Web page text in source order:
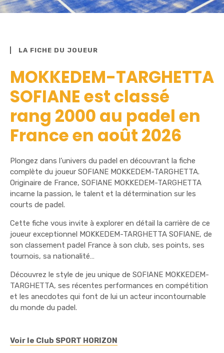
LA FICHE DU JOUEUR
MOKKEDEM-TARGHETTA
SOFIANE est classé
rang 2000 au padel en
France en août 2026
Plongez dans l’univers du padel en découvrant la fiche
complète du joueur SOFIANE MOKKEDEM-TARGHETTA.
Originaire de France, SOFIANE MOKKEDEM-TARGHETTA
incarne la passion, le talent et la détermination sur les
courts de padel.
Cette fiche vous invite à explorer en détail la carrière de ce
joueur exceptionnel MOKKEDEM-TARGHETTA SOFIANE, de
son classement padel France à son club, ses points, ses
tournois, sa nationalité…
Découvrez le style de jeu unique de SOFIANE MOKKEDEM-
TARGHETTA, ses récentes performances en compétition
et les anecdotes qui font de lui un acteur incontournable
du monde du padel.
Voir le Club SPORT HORIZON